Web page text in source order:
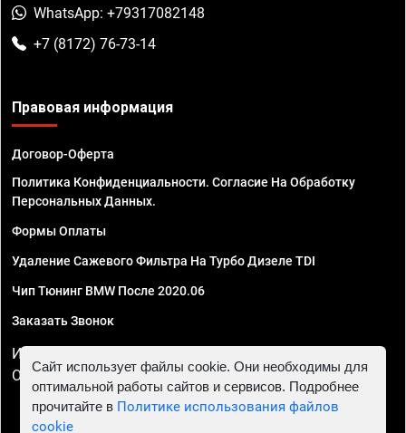
WhatsApp: +79317082148
+7 (8172) 76-73-14
Правовая информация
Договор-Оферта
Политика Конфиденциальности. Согласие На Обработку
Персональных Данных.
Формы Оплаты
Удаление Сажевого Фильтра На Турбо Дизеле TDI
Чип Тюнинг BMW После 2020.06
Заказать Звонок
ИП Смирнов Георгий Павлович. ИНН 781302555843,
ОГРНИП 324470400032610
Сайт использует файлы cookie. Они необходимы для
оптимальной работы сайтов и сервисов. Подробнее
прочитайте в Политике использования файлов
cookie